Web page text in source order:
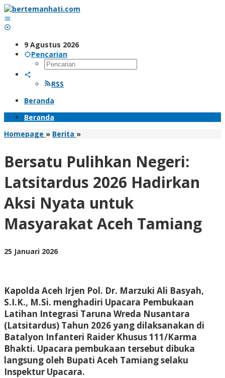
Lewati
ke
konten
9 Agustus 2026
Pencarian
RSS
Beranda
Beranda
Homepage » Berita »Bersatu
Latsitardus
Hadirkan
Aksi
Nyata
untuk
Masyarakat
Aceh
Bersatu Pulihkan Negeri:
Latsitardus 2026 Hadirkan
Aksi Nyata untuk
Masyarakat Aceh Tamiang
25 Januari 2026oleh
Kapolda Aceh Irjen Pol. Dr. Marzuki Ali Basyah,
S.I.K., M.Si. menghadiri Upacara Pembukaan
Latihan Integrasi Taruna Wreda Nusantara
(Latsitardus) Tahun 2026 yang dilaksanakan di
Batalyon Infanteri Raider Khusus 111/Karma
Bhakti. Upacara pembukaan tersebut dibuka
langsung oleh Bupati Aceh Tamiang selaku
Inspektur Upacara.